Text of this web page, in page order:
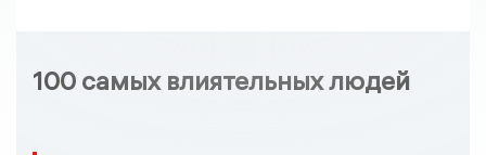
100 самых влиятельных людей